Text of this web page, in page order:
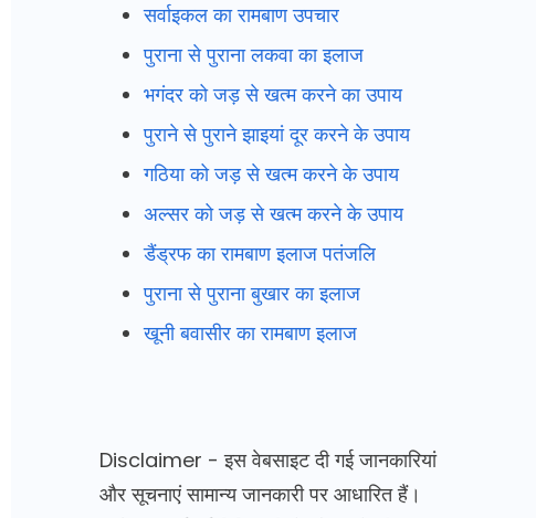
सर्वाइकल का रामबाण उपचार
पुराना से पुराना लकवा का इलाज
भगंदर को जड़ से खत्म करने का उपाय
पुराने से पुराने झाइयां दूर करने के उपाय
गठिया को जड़ से खत्म करने के उपाय
अल्सर को जड़ से खत्म करने के उपाय
डैंड्रफ का रामबाण इलाज पतंजलि
पुराना से पुराना बुखार का इलाज
खूनी बवासीर का रामबाण इलाज
Disclaimer - इस वेबसाइट दी गई जानकारियां
और सूचनाएं सामान्य जानकारी पर आधारित हैं।